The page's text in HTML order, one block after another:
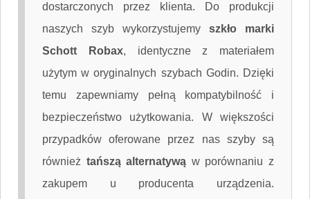
dostarczonych przez klienta. Do produkcji
naszych szyb wykorzystujemy szkło marki
Schott Robax, identyczne z materiałem
użytym w oryginalnych szybach Godin. Dzięki
temu zapewniamy pełną kompatybilność i
bezpieczeństwo użytkowania. W większości
przypadków oferowane przez nas szyby są
również tańszą alternatywą w porównaniu z
zakupem u producenta urządzenia.